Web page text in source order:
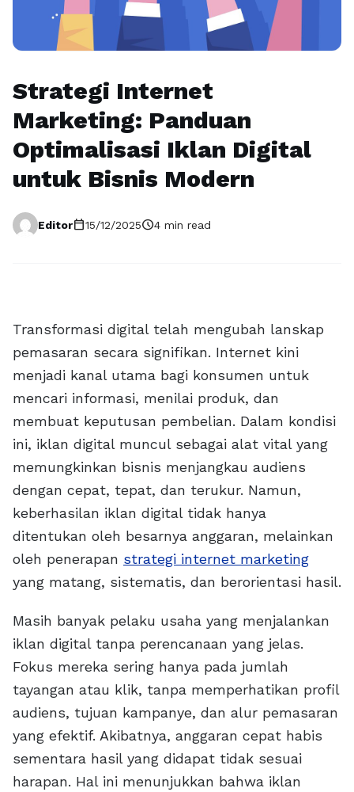
Strategi Internet
Marketing: Panduan
Optimalisasi Iklan Digital
untuk Bisnis Modern
Editorcalendar_today15/12/2025schedule4 min read
Transformasi digital telah mengubah lanskap
pemasaran secara signifikan. Internet kini
menjadi kanal utama bagi konsumen untuk
mencari informasi, menilai produk, dan
membuat keputusan pembelian. Dalam kondisi
ini, iklan digital muncul sebagai alat vital yang
memungkinkan bisnis menjangkau audiens
dengan cepat, tepat, dan terukur. Namun,
keberhasilan iklan digital tidak hanya
ditentukan oleh besarnya anggaran, melainkan
oleh penerapan strategi internet marketing
yang matang, sistematis, dan berorientasi hasil.
Masih banyak pelaku usaha yang menjalankan
iklan digital tanpa perencanaan yang jelas.
Fokus mereka sering hanya pada jumlah
tayangan atau klik, tanpa memperhatikan profil
audiens, tujuan kampanye, dan alur pemasaran
yang efektif. Akibatnya, anggaran cepat habis
sementara hasil yang didapat tidak sesuai
harapan. Hal ini menunjukkan bahwa iklan